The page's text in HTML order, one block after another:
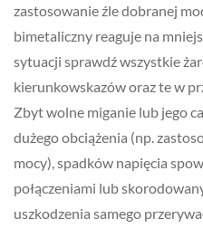
zastosowanie źle dobranej
bimetaliczny reaguje na
sytuacji sprawdź wszystkie
kierunkowskazów oraz te w
Zbyt wolne miganie lub jego
dużego obciążenia (np.
mocy), spadków napięcia
połączeniami lub
uszkodzenia samego